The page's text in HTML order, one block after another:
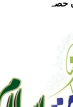
حصہ